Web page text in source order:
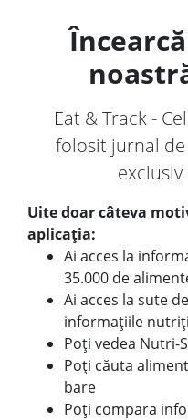
Eat & Track -
folosit jurnal
Uite doar câteva
aplicația:
Ai acces la
35.000 de
Ai acces la sute
informațiile
Poți vedea Nutri-
Poți căuta
bare
Poți compara